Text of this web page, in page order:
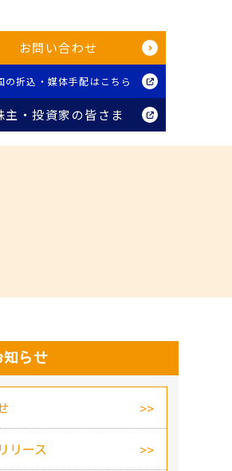
お問い合わせ
の折込・媒体手配はこちら
主・投資家の皆さま
知らせ
リース